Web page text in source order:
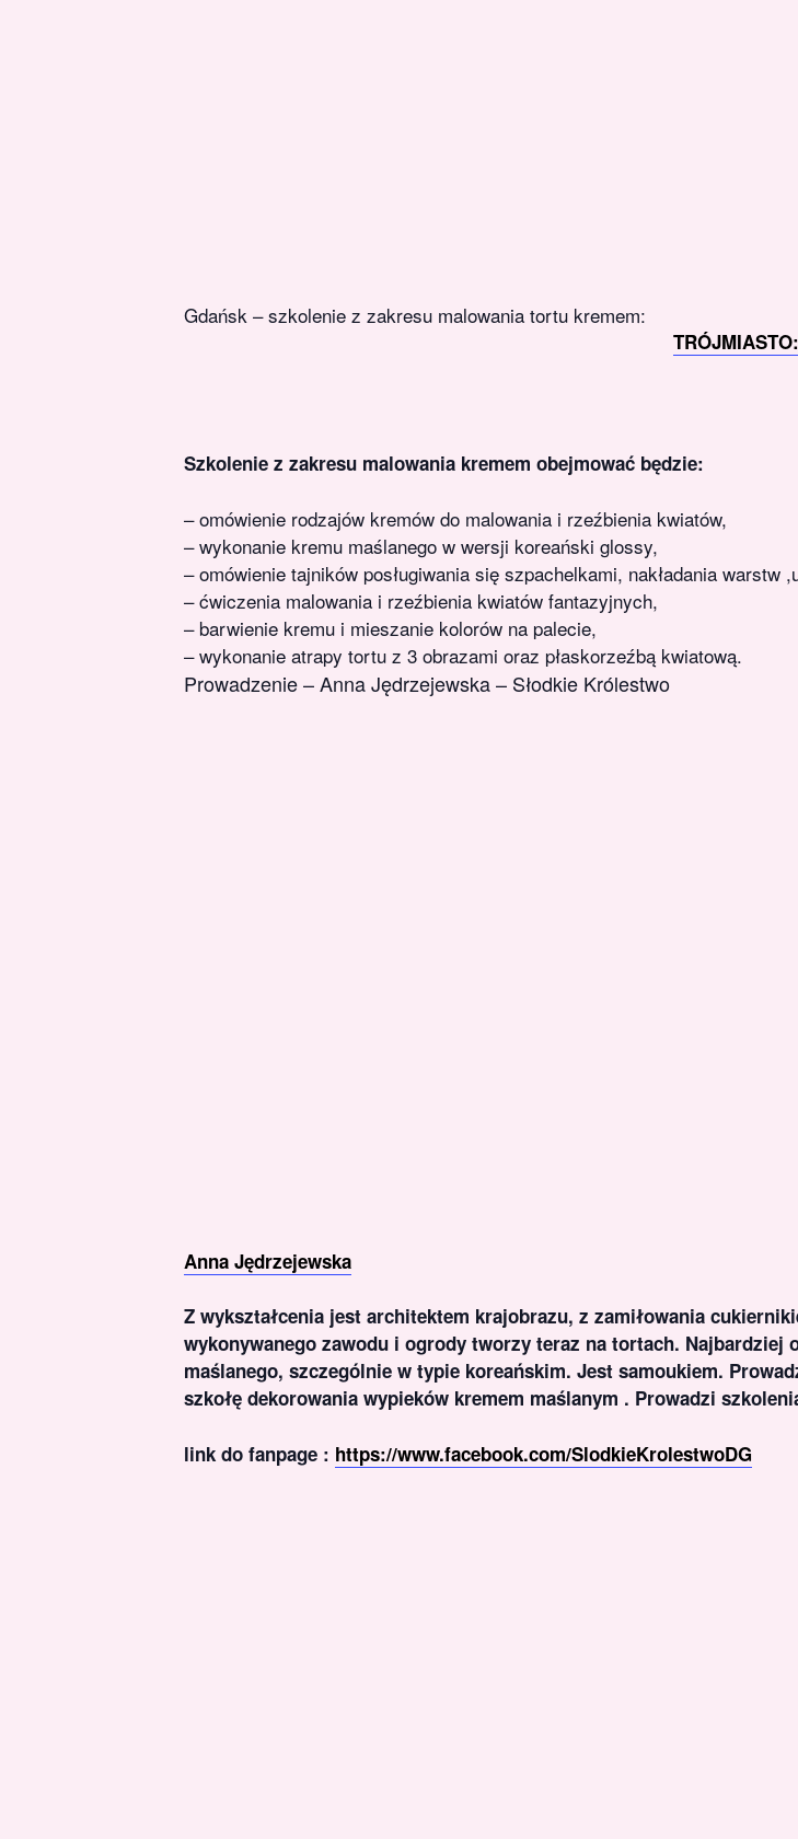
Gdańsk – szkolenie z zakresu malowania tortu kremem:
TRÓJMIASTO:
Szkolenie z zakresu malowania kremem obejmować będzie:
– omówienie rodzajów kremów do malowania i rzeźbienia kwiatów,
– wykonanie kremu maślanego w wersji koreański glossy,
– omówienie tajników posługiwania się szpachelkami, nakładania warstw
– ćwiczenia malowania i rzeźbienia kwiatów fantazyjnych,
– barwienie kremu i mieszanie kolorów na palecie,
– wykonanie atrapy tortu z 3 obrazami oraz płaskorzeźbą kwiatową.
Prowadzenie – Anna Jędrzejewska – Słodkie Królestwo
Anna Jędrzejewska
Z wykształcenia jest architektem krajobrazu, z zamiłowania
wykonywanego zawodu i ogrody tworzy teraz na tortach. Najbardziej
maślanego, szczególnie w typie koreańskim. Jest samoukiem.
szkołę dekorowania wypieków kremem maślanym . Prowadzi
link do fanpage : https://www.facebook.com/SlodkieKrolestwoDG